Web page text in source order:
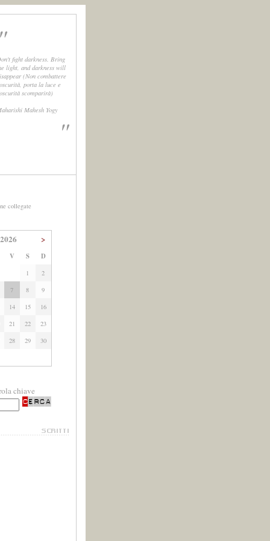
"
fight darkness. Bring
light, and darkness will
(Non combattere
porta la luce e
scomparirà)
Mahesh Yogy
"
collegate
>
V S D
1
2
7 8
9
14 15
16
21 22
23
28 29
30
chiave